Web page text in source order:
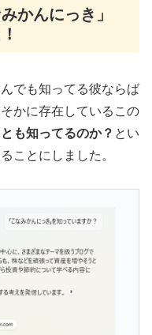
かんにっき」
でも知ってる彼ならば
かに存在しているこの
も知ってるのか？ とい
ことにしました。